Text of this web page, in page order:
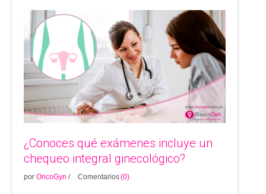
¿Conoces qué exámenes incluye un
chequeo integral ginecológico?
por OncoGyn / Comentarios(0)